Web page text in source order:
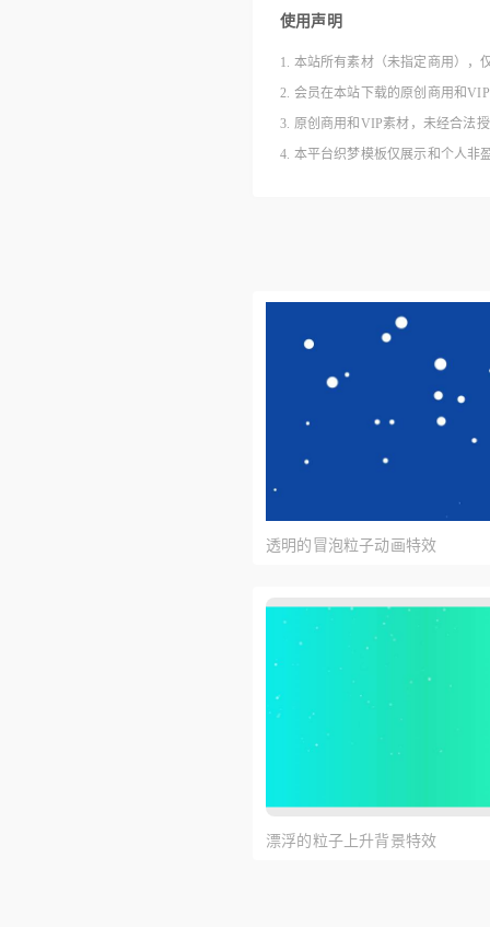
使用声明
1. 本站所有素材（未指定商用），
2. 会员在本站下载的原创商用和
3. 原创商用和VIP素材，未经合法
4. 本平台织梦模板仅展示和个人非
透明的冒泡粒子动画特效
漂浮的粒子上升背景特效